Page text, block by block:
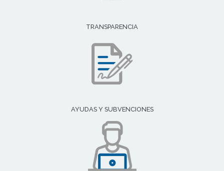
TRANSPARENCIA
AYUDAS Y SUBVENCIONES